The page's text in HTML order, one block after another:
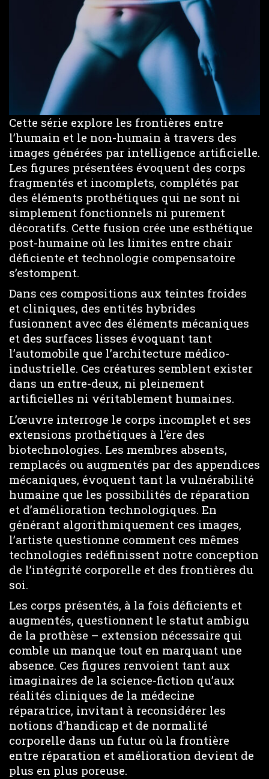
Cette série explore les frontières entre
l’humain et le non-humain à travers des
images générées par intelligence artificielle.
Les figures présentées évoquent des corps
fragmentés et incomplets, complétés par
des éléments prothétiques qui ne sont ni
simplement fonctionnels ni purement
décoratifs. Cette fusion crée une esthétique
post-humaine où les limites entre chair
déficiente et technologie compensatoire
s’estompent.
Dans ces compositions aux teintes froides
et cliniques, des entités hybrides
fusionnent avec des éléments mécaniques
et des surfaces lisses évoquant tant
l’automobile que l’architecture médico-
industrielle. Ces créatures semblent exister
dans un entre-deux, ni pleinement
artificielles ni véritablement humaines.
L’œuvre interroge le corps incomplet et ses
extensions prothétiques à l’ère des
biotechnologies. Les membres absents,
remplacés ou augmentés par des appendices
mécaniques, évoquent tant la vulnérabilité
humaine que les possibilités de réparation
et d’amélioration technologiques. En
générant algorithmiquement ces images,
l’artiste questionne comment ces mêmes
technologies redéfinissent notre conception
de l’intégrité corporelle et des frontières du
soi.
Les corps présentés, à la fois déficients et
augmentés, questionnent le statut ambigu
de la prothèse – extension nécessaire qui
comble un manque tout en marquant une
absence. Ces figures renvoient tant aux
imaginaires de la science-fiction qu’aux
réalités cliniques de la médecine
réparatrice, invitant à reconsidérer les
notions d’handicap et de normalité
corporelle dans un futur où la frontière
entre réparation et amélioration devient de
plus en plus poreuse.